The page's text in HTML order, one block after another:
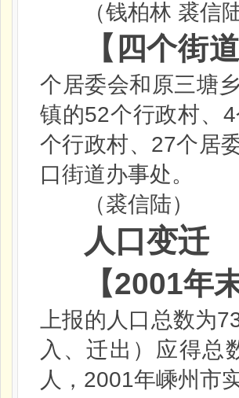
（钱柏林 裘信
【四个街
个居委会和原三塘
镇的52个行政村、 4
个行政村、 27个居
口街道办事处。
（裘信陆）
人口变迁
【2001年
上报的人口总数为
入、迁出）应得总
人， 2001年嵊州市